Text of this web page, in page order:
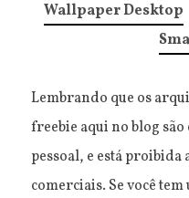
Wallpaper Desktop
Lembrando que os
freebie aqui no blog
pessoal, e está
comerciais. Se você